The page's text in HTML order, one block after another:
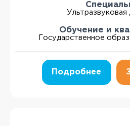
Ультразвуковая
Обучение и
Государственное
Подробнее